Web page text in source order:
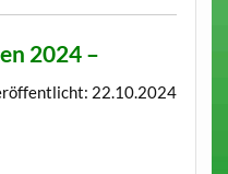
2024–
22.10.2024